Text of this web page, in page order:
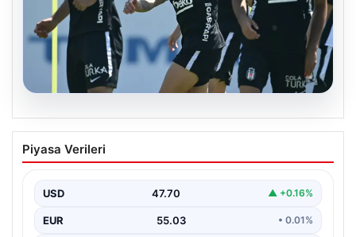
Beşiktaş Hradec Kralove Maçı
Öncesinde Leandro Trossard
Türk futbolunun köklü kulüplerinden Beşiktaş, UEFA
Piyasa Verileri
USD 47.70 ▲ +0.16%
EUR 55.03 • 0.01%